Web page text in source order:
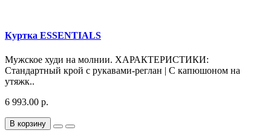
Куртка ESSENTIALS
Мужское худи на молнии. ХАРАКТЕРИСТИКИ:
Стандартный крой с рукавами-реглан | С капюшоном на
утяжк..
6 993.00 р.
В корзину